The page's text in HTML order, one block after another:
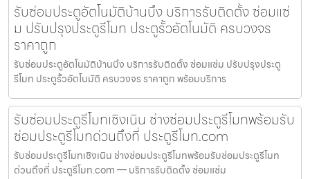
รับซ่อมประตูอัตโนมัติบ้านบึง บริการรับติดตั้ง ซ่อมแซ่
ม ปรับปรุงประตูรีโมท ประตูรั้วอัตโนมัติ ครบวงจร
ราคาถูก
รับซ่อมประตูอัตโนมัติบ้านบึง บริการรับติดตั้ง ซ่อมแซ่ม ปรับปรุงประตู
รีโมท ประตูรั้วอัตโนมัติ ครบวงจร ราคาถูก พร้อมบริการ
รับซ่อมประตูรีโมทเชิงเนิน ช่างซ่อมประตูรีโมทพร้อมรับ
ซ่อมประตูรีโมทด่วนถึงที่ ประตูรีโมท.com
รับซ่อมประตูรีโมทเชิงเนิน ช่างซ่อมประตูรีโมทพร้อมรับซ่อมประตูรีโมท
ด่วนถึงที่ ประตูรีโมท.com — บริการรับติดตั้ง ซ่อมแซ่ม